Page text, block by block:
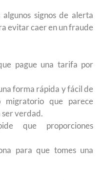
signos de alerta
evitar caer en un fraude
pague una tarifa por
forma rápida y fácil de
migratorio que parece
ser verdad.
que proporciones
para que tomes una